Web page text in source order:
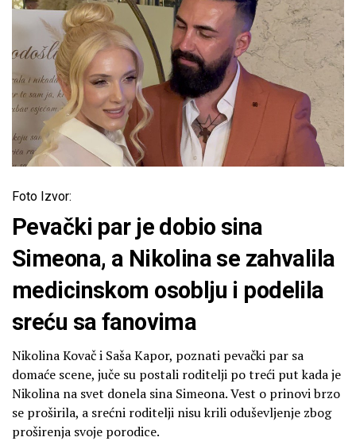
Foto Izvor:
Pevački par je dobio sina
Simeona, a Nikolina se zahvalila
medicinskom osoblju i podelila
sreću sa fanovima
Nikolina Kovač i Saša Kapor, poznati pevački par sa
domaće scene, juče su postali roditelji po treći put kada je
Nikolina na svet donela sina Simeona. Vest o prinovi brzo
se proširila, a srećni roditelji nisu krili oduševljenje zbog
proširenja svoje porodice.